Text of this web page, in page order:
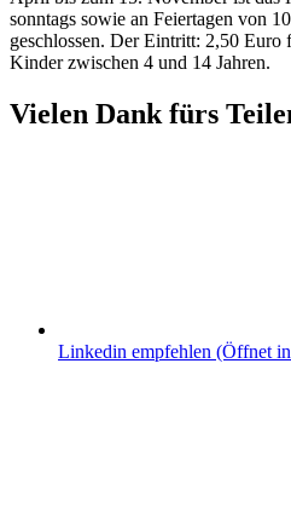
sonntags sowie an Feiertagen von
geschlossen. Der Eintritt: 2,50
Kinder zwischen 4 und 14 Jahren.
Vielen Dank fürs
Linkedin empfehlen (Öffnet